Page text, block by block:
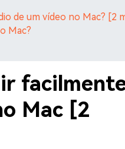
de um vídeo no Mac? [2
Mac?
Mac [2